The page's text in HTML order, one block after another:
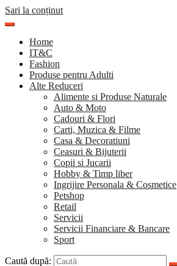
Sari la conținut
Home
IT&C
Fashion
Produse pentru Adulti
Alte Reduceri
Alimente si Produse Naturale
Auto & Moto
Cadouri & Flori
Carti, Muzica & Filme
Casa & Decoratiuni
Ceasuri & Bijuterii
Copii si Jucarii
Hobby & Timp liber
Ingrijire Personala & Cosmetice
Petshop
Retail
Servicii
Servicii Financiare & Bancare
Sport
Caută după: